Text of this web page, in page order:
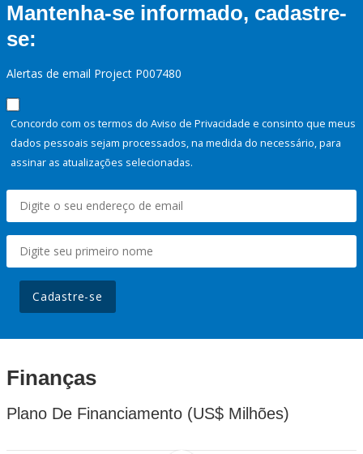
Mantenha-se informado, cadastre-
se:
Alertas de email Project P007480
Concordo com os termos do Aviso de Privacidade e consinto que meus
dados pessoais sejam processados, na medida do necessário, para
assinar as atualizações selecionadas.
Cadastre-se
Finanças
Plano De Financiamento (US$ Milhões)